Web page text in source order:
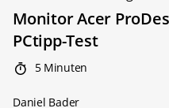
Monitor Acer
PCtipp-Test
5 Minuten
Daniel Bader